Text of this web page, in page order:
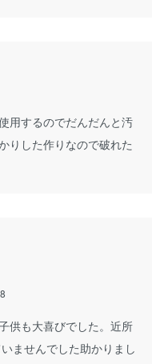
用するのでだんだんと汚
りした作りなので破れた
供も大喜びでした。近所
ませんでした助かりまし